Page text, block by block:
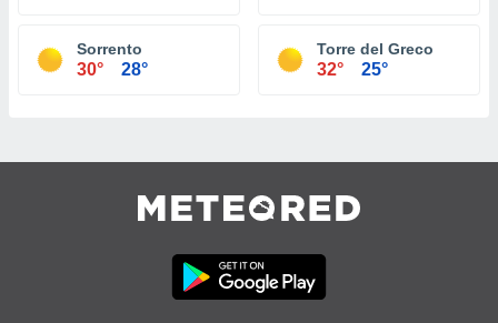
Sorrento
30° 28°
Torre del Greco
32° 25°